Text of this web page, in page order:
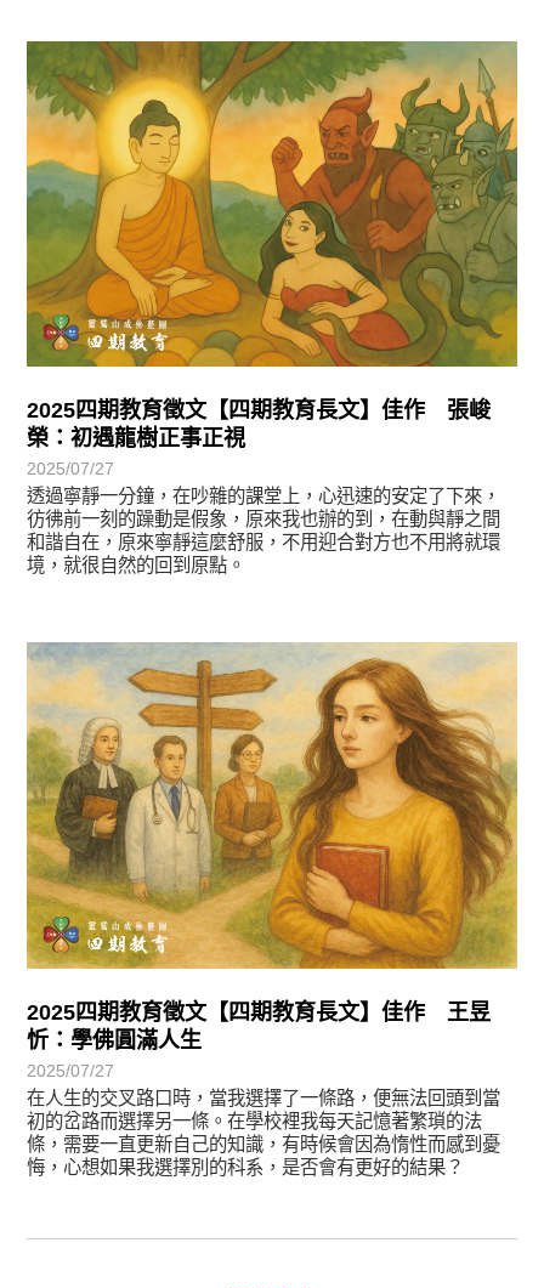
2025四期教育徵文【四期教育長文】佳作 張峻
榮：初遇龍樹正事正視
2025/07/27
透過寧靜一分鐘，在吵雜的課堂上，心迅速的安定了下來，
彷彿前一刻的躁動是假象，原來我也辦的到，在動與靜之間
和諧自在，原來寧靜這麼舒服，不用迎合對方也不用將就環
境，就很自然的回到原點。
徵文賞析
2025四期教育徵文【四期教育長文】佳作 王昱
忻：學佛圓滿人生
2025/07/27
在人生的交叉路口時，當我選擇了一條路，便無法回頭到當
初的岔路而選擇另一條。在學校裡我每天記憶著繁瑣的法
條，需要一直更新自己的知識，有時候會因為惰性而感到憂
悔，心想如果我選擇別的科系，是否會有更好的結果？
徵文賞析